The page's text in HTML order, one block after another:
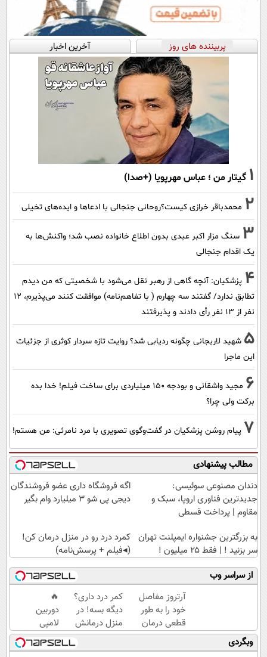
پربیننده های روز آخرین اخبار
1 گیتار من ؛ عباس مهرپویا (+صدا)
2 محمدباقر خرازی کیست؟روحانی جنجالی با ادعاها و ایده‌های تخیلی
3 سنگ مزار اکبر عبدی بدون اطلاع خانواده نصب شد؛ واکنش‌ها به
یک اقدام جنجالی
4 پزشکیان‌: آنچه گاهی از رهبر نقل می‌شود با شخصیتی که من دیدم
تطابق ندارد/ گفتند سه چهارم ( با تفاهم‌نامه) موافقت کنند می‌پذیرم، 12
نفر از 13 نفر رأی دادند و پذیرفتند
5 شهید لاریجانی چگونه ردیابی شد؟ روایت تازه سردار کوثری از جزئیات
این ماجرا
6
مجید واشقانی و بودجه 150 میلیاردی برای ساخت فیلم! خدا بده
برکت ولی چرا؟
7 پیام روشن پزشکیان در گفت‌و‌گوی تصویری با مرد نامرئی: من هستم!
مطالب پیشنهادی
دندان مصنوعی سوئیسی:
جدیدترین فناوری اروپا، سبک و
مقاوم | پرداخت قسطی
اگه فروشگاه داری عضو فروشندگان
دیجی پی شو 3 میلیارد وام بگیر
به بزرگترین جشنواره ایمپلنت تهران
سر بزنید ! | فقط ۲۵ میلیون !
کمرد درد رو در منزل درمان کن!
(◂فیلم + پرسش‌نامه)
از سراسر وب
آرتروز مفاصل
خود را به طور
قطعی درمان
کنید!
◗پرسش‌نامه◖
کمر درد داری؟
دیگه بسه! در
منزل درمانش
کن
(◀پرسش‌نامه)
🔥
دوربین
لامپی
چرخشی
360
وبگردی